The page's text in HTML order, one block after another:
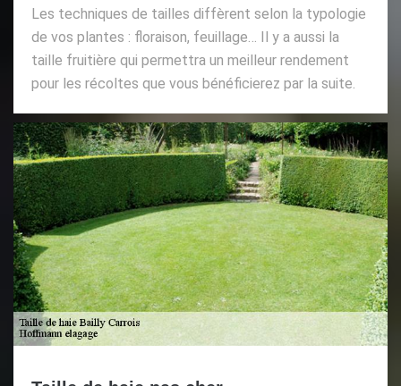
Les techniques de tailles diffèrent selon la typologie
de vos plantes : floraison, feuillage… Il y a aussi la
taille fruitière qui permettra un meilleur rendement
pour les récoltes que vous bénéficierez par la suite.